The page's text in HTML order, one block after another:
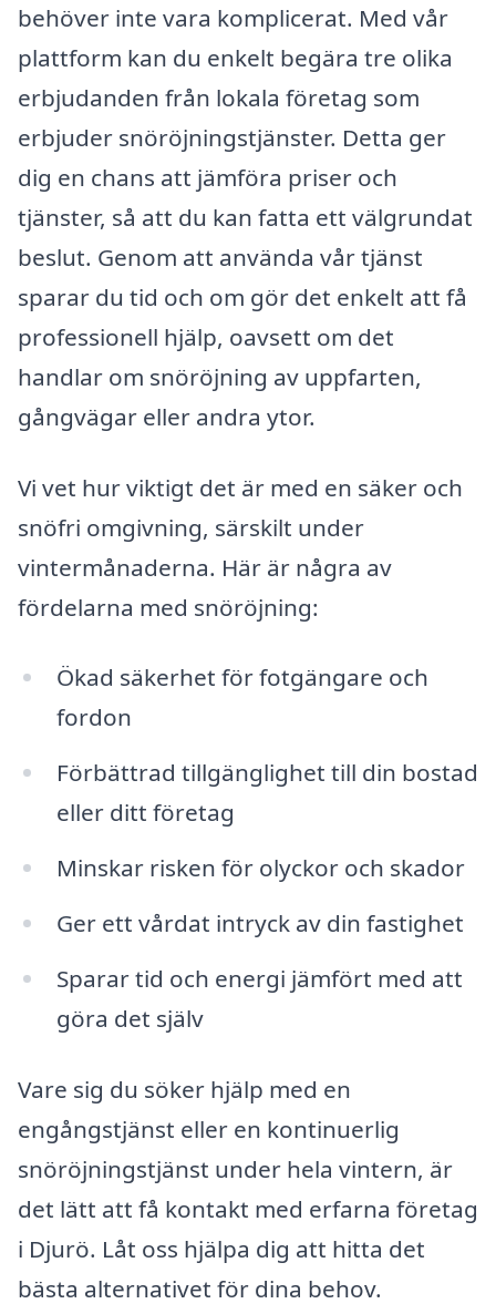
behöver inte vara komplicerat. Med vår
plattform kan du enkelt begära tre olika
erbjudanden från lokala företag som
erbjuder snöröjningstjänster. Detta ger
dig en chans att jämföra priser och
tjänster, så att du kan fatta ett välgrundat
beslut. Genom att använda vår tjänst
sparar du tid och om gör det enkelt att få
professionell hjälp, oavsett om det
handlar om snöröjning av uppfarten,
gångvägar eller andra ytor.
Vi vet hur viktigt det är med en säker och
snöfri omgivning, särskilt under
vintermånaderna. Här är några av
fördelarna med snöröjning:
Ökad säkerhet för fotgängare och
fordon
Förbättrad tillgänglighet till din bostad
eller ditt företag
Minskar risken för olyckor och skador
Ger ett vårdat intryck av din fastighet
Sparar tid och energi jämfört med att
göra det själv
Vare sig du söker hjälp med en
engångstjänst eller en kontinuerlig
snöröjningstjänst under hela vintern, är
det lätt att få kontakt med erfarna företag
i Djurö. Låt oss hjälpa dig att hitta det
bästa alternativet för dina behov.